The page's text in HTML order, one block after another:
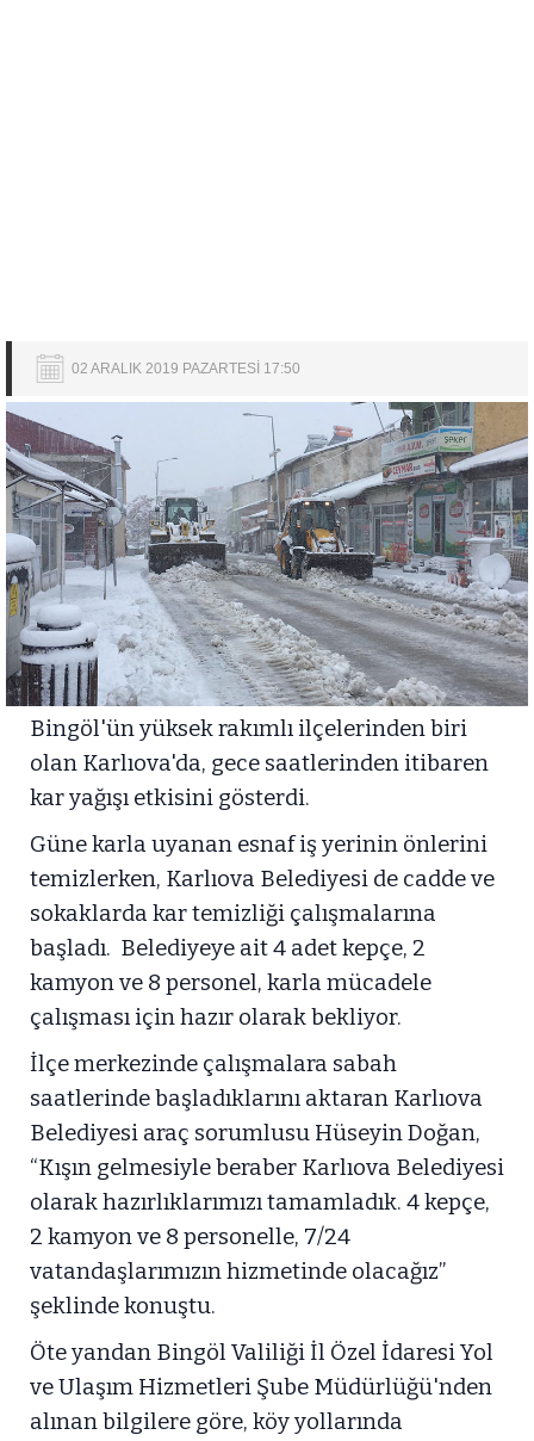
02 ARALIK 2019 PAZARTESİ 17:50
Bingöl'ün yüksek rakımlı ilçelerinden biri
olan Karlıova'da, gece saatlerinden itibaren
kar yağışı etkisini gösterdi.
Güne karla uyanan esnaf iş yerinin önlerini
temizlerken, Karlıova Belediyesi de cadde ve
sokaklarda kar temizliği çalışmalarına
başladı. Belediyeye ait 4 adet kepçe, 2
kamyon ve 8 personel, karla mücadele
çalışması için hazır olarak bekliyor.
İlçe merkezinde çalışmalara sabah
saatlerinde başladıklarını aktaran Karlıova
Belediyesi araç sorumlusu Hüseyin Doğan,
“Kışın gelmesiyle beraber Karlıova Belediyesi
olarak hazırlıklarımızı tamamladık. 4 kepçe,
2 kamyon ve 8 personelle, 7/24
vatandaşlarımızın hizmetinde olacağız”
şeklinde konuştu.
Öte yandan Bingöl Valiliği İl Özel İdaresi Yol
ve Ulaşım Hizmetleri Şube Müdürlüğü'nden
alınan bilgilere göre, köy yollarında